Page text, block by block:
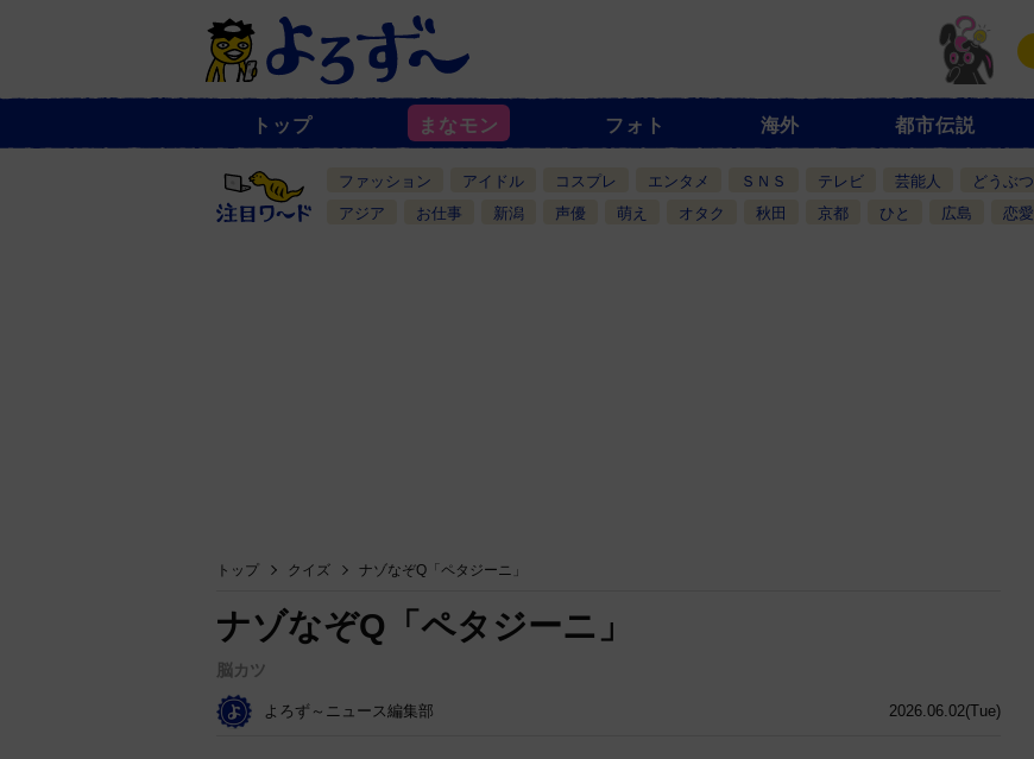
ュ
一
覧
トップ まなモン フォト 海外 都市伝説
ファッション アイドル コスプレ エンタメ ＳＮＳ テレビ 芸能人 どうぶつ
アジア
お仕事 新潟 声優 萌え オタク 秋田 京都 ひと 広島 恋愛
トップ クイズ ナゾなぞQ「ペタジーニ」
2026.06.02(Tue)
ナゾなぞQ「ペタジーニ」
脳カツ
よろず～ニュース編集部